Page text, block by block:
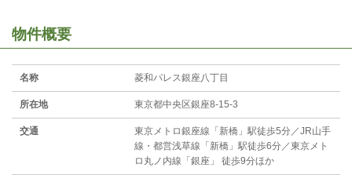
物件概要
名称 菱和パレス銀座八丁目
所在地 東京都中央区銀座8-15-3
交通
東京メトロ銀座線「新橋」駅徒歩5分／JR山手
線・都営浅草線「新橋」駅徒歩6分／東京メト
ロ丸ノ内線「銀座」 徒歩9分ほか